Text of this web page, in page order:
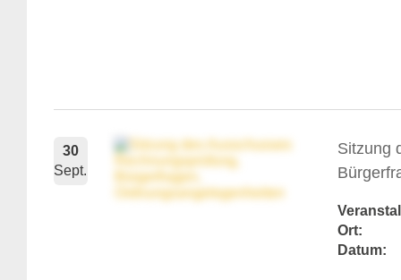
30
Sept.
Sitzung
Ort:
Datum: